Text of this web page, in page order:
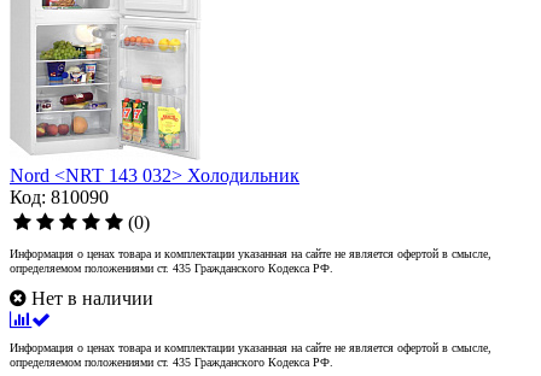
Nord <NRT 143 032> Холодильник
Код: 810090
(0)
Информация о ценах товара и комплектации указанная на сайте не является офертой в смысле,
определяемом положениями ст. 435 Гражданского Кодекса РФ.
Нет в наличии
Информация о ценах товара и комплектации указанная на сайте не является офертой в смысле,
определяемом положениями ст. 435 Гражданского Кодекса РФ.